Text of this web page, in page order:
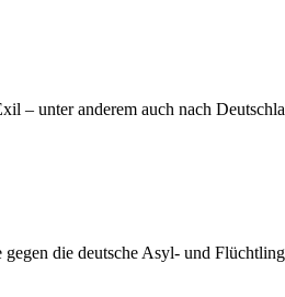
– unter anderem auch nach
die deutsche Asyl- und